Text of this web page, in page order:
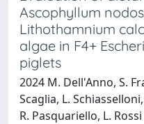
Ascophyllum
Lithothamnium
algae in F4+
piglets
2024 M. Dell'Anno, S.
Scaglia, L.
R. Pasquariello, L. Rossi